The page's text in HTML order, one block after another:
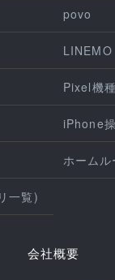
povo
LINEMO
Pixel機種
iPhone
ホームル
一覧)
会社概要